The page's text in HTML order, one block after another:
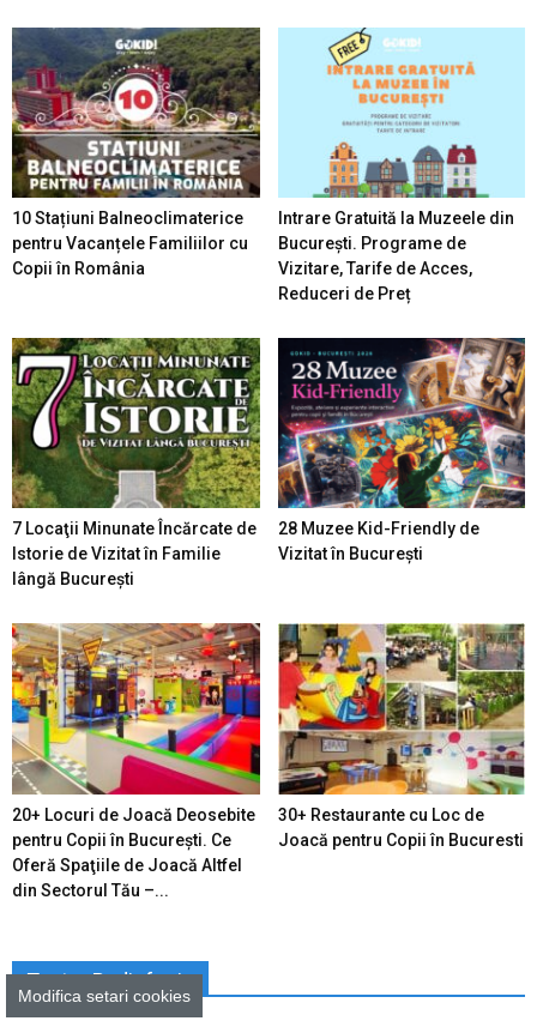
10 Stațiuni Balneoclimaterice
pentru Vacanțele Familiilor cu
Copii în România
Intrare Gratuită la Muzeele din
București. Programe de
Vizitare, Tarife de Acces,
Reduceri de Preț
7 Locaţii Minunate Încărcate de
Istorie de Vizitat în Familie
lângă București
28 Muzee Kid-Friendly de
Vizitat în București
20+ Locuri de Joacă Deosebite
pentru Copii în Bucureşti. Ce
Oferă Spaţiile de Joacă Altfel
din Sectorul Tău –...
30+ Restaurante cu Loc de
Joacă pentru Copii în Bucuresti
Teatru Radiofonic
Modifica setari cookies